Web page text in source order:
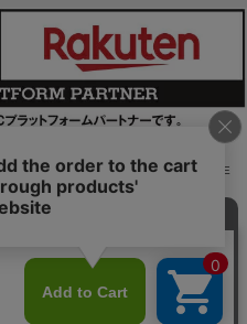
無断での複製・転載を禁止します。
Rakuten Group, Inc. ALL RIGHTS RE